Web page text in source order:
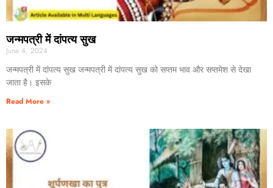
जन्मपत्री में दांपत्य सुख
June 4, 2024
जन्मपत्री में दांपत्य सुख जन्मपत्री में दांपत्य सुख को सप्तम भाव और सप्तमेश से देखा
जाता है। इसके
Read More »